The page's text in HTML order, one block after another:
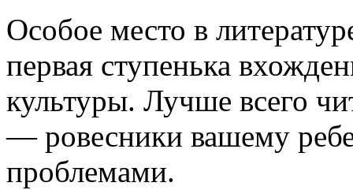
Особое место в
первая ступенька
культуры. Лучше всего
— ровесники вашему
проблемами.